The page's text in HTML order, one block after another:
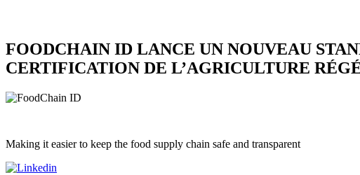
FOODCHAIN ID LANCE UN
CERTIFICATION DE L’AGRICULTURE
Making it easier to keep the food supply chain safe and transparent